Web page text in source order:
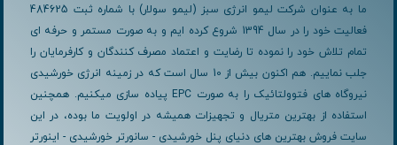
ما به عنوان شرکت لیمو انرژی سبز (لیمو سولار) با شماره ثبت 484625
فعالیت خود را در سال 1394 شروع کرده ایم و به صورت مستمر و حرفه ای
تمام تلاش خود را نموده تا رضایت و اعتماد مصرف کنندگان و کارفرمایان را
جلب نماییم. هم اکنون بیش از 10 سال است که در زمینه انرژی خورشیدی
نیروگاه های فتوولتائیک را به صورت EPC پیاده سازی میکنیم. همچنین
استفاده از بهترین متریال و تجهیزات همیشه در اولویت ما بوده، در این
سایت فروش بهترین های دنیای پنل خورشیدی - سانورتر خورشیدی - اینورتر